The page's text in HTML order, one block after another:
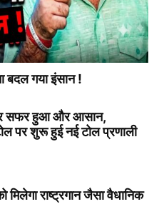
गया इंसान !
सफर हुआ और आसान,
पर शुरू हुई नई टोल प्रणाली
मिलेगा राष्ट्रगान जैसा वैधानिक